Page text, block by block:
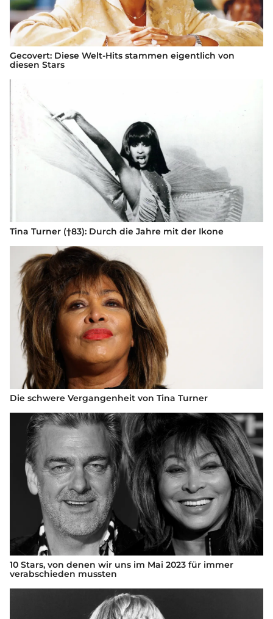
Gecovert: Diese Welt-Hits stammen eigentlich von
diesen Stars
Tina Turner (†83): Durch die Jahre mit der Ikone
Die schwere Vergangenheit von Tina Turner
10 Stars, von denen wir uns im Mai 2023 für immer
verabschieden mussten